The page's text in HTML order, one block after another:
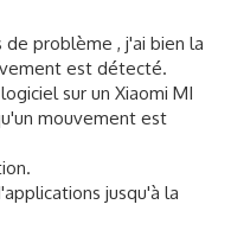
de problème , j'ai bien la
est détecté.
sur un Xiaomi MI
mouvement est
jusqu'à la